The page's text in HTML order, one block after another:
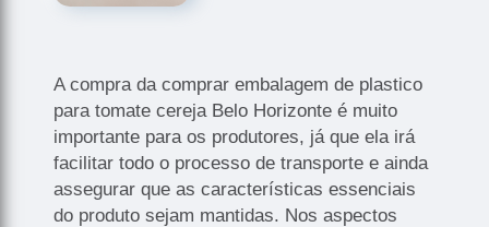
A compra da comprar embalagem de plastico
para tomate cereja Belo Horizonte é muito
importante para os produtores, já que ela irá
facilitar todo o processo de transporte e ainda
assegurar que as características essenciais
do produto sejam mantidas. Nos aspectos